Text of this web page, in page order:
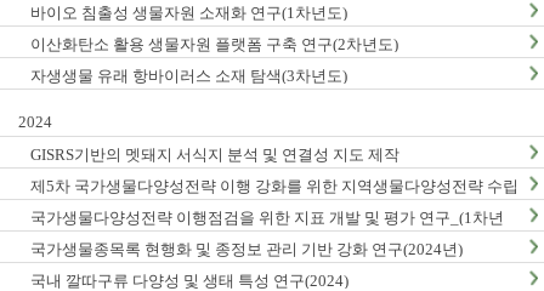
바이오 침출성 생물자원 소재화 연구(1차년도)
이산화탄소 활용 생물자원 플랫폼 구축 연구(2차년도)
자생생물 유래 항바이러스 소재 탐색(3차년도)
2024
GISRS기반의 멧돼지 서식지 분석 및 연결성 지도 제작
제5차 국가생물다양성전략 이행 강화를 위한 지역생물다양성전략 수립
및 이행 방안 연구
국가생물다양성전략 이행점검을 위한 지표 개발 및 평가 연구_(1차년
도)
국가생물종목록 현행화 및 종정보 관리 기반 강화 연구(2024년)
국내 깔따구류 다양성 및 생태 특성 연구(2024)